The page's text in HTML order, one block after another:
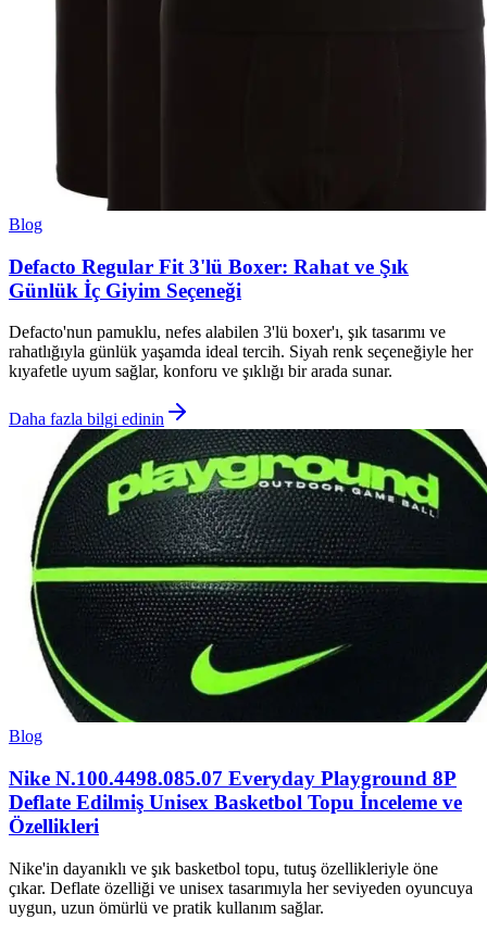
Blog
Defacto Regular Fit 3'lü Boxer: Rahat ve Şık
Günlük İç Giyim Seçeneği
Defacto'nun pamuklu, nefes alabilen 3'lü boxer'ı, şık tasarımı ve
rahatlığıyla günlük yaşamda ideal tercih. Siyah renk seçeneğiyle her
kıyafetle uyum sağlar, konforu ve şıklığı bir arada sunar.
Daha fazla bilgi edinin
Blog
Nike N.100.4498.085.07 Everyday Playground 8P
Deflate Edilmiş Unisex Basketbol Topu İnceleme ve
Özellikleri
Nike'in dayanıklı ve şık basketbol topu, tutuş özellikleriyle öne
çıkar. Deflate özelliği ve unisex tasarımıyla her seviyeden oyuncuya
uygun, uzun ömürlü ve pratik kullanım sağlar.